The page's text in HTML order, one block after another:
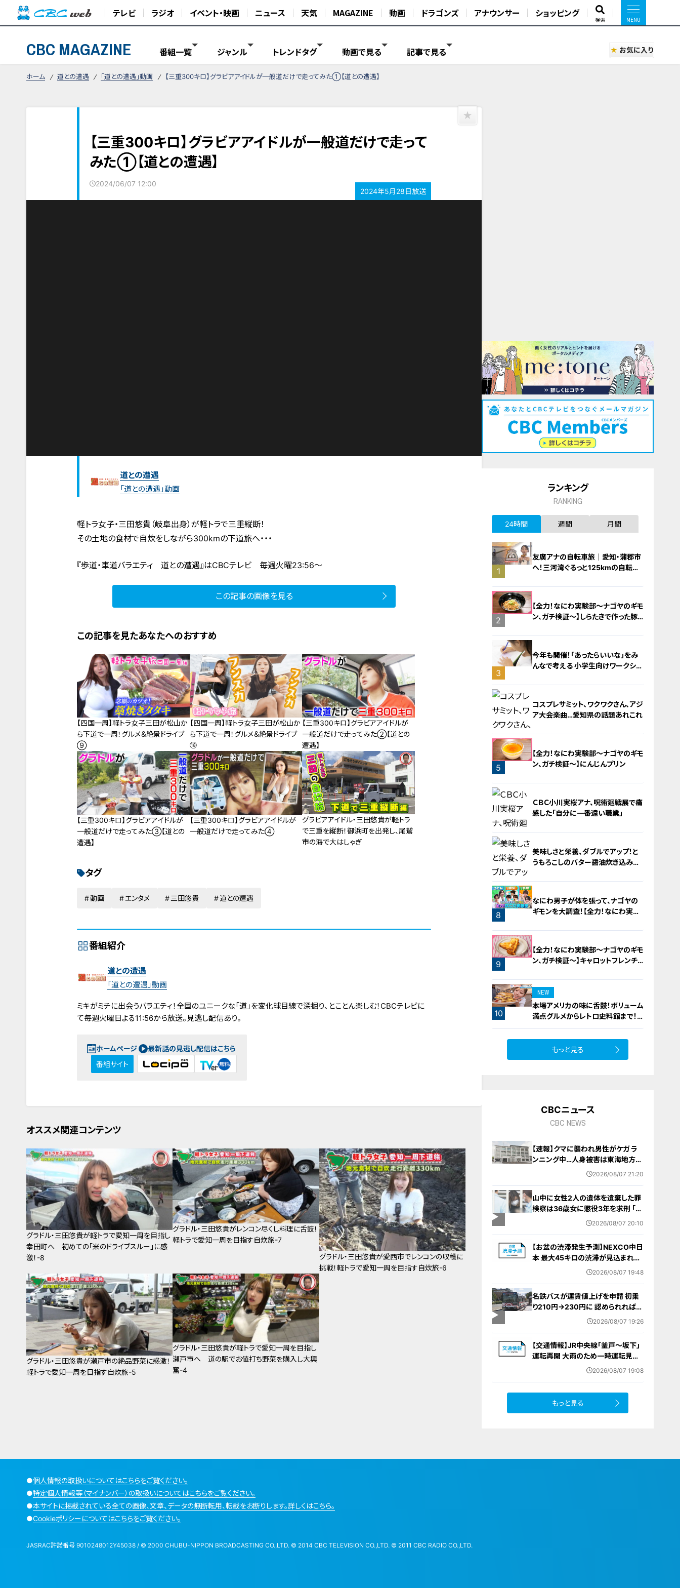
テレビ ラジオ イベント・映画 ニュース 天気 MAGAZINE 動画 ドラゴンズ アナウンサー ショッピング
検索
CBC MAGAZINE 番組一覧 ジャンル トレンドタグ 動画で見る 記事で見る お気に入り
ホーム 道との遭遇 「道との遭遇」動画 【三重300キロ】グラビアアイドルが一般道だけで走ってみた①【道との遭遇】
【三重300キロ】グラビアアイドルが一般道だけで走って
みた①【道との遭遇】
2024/06/07 12:00
2024年5月28日放送
道との遭遇
「道との遭遇」動画
軽トラ女子・三田悠貴（岐阜出身）が軽トラで三重縦断！
その土地の食材で自炊をしながら300kmの下道旅へ・・・
『歩道・車道バラエティ 道との遭遇』はCBCテレビ 毎週火曜23:56～
この記事の画像を見る
この記事を見たあなたへのおすすめ
【四国一周】軽トラ女子三田が松山か
ら下道で一周！グルメ＆絶景ドライブ
⑨
【四国一周】軽トラ女子三田が松山か
ら下道で一周！グルメ＆絶景ドライブ
⑱
【三重300キロ】グラビアアイドルが
一般道だけで走ってみた②【道との
遭遇】
【三重300キロ】グラビアアイドルが
一般道だけで走ってみた③【道との
遭遇】
【三重300キロ】グラビアアイドルが
一般道だけで走ってみた④
グラビアアイドル・三田悠貴が軽トラ
で三重を縦断！御浜町を出発し、尾鷲
市の海で大はしゃぎ
タグ
動画 エンタメ 三田悠貴 道との遭遇
番組紹介
道との遭遇
「道との遭遇」動画
ミキがミチに出会うバラエティ！全国のユニークな「道」を変化球目線で深掘り、とことん楽しむ！CBCテレビに
て毎週火曜日よる11:56から放送。見逃し配信あり。
ホームページ
番組サイト
最新話の見逃し配信はこちら
オススメ関連コンテンツ
グラドル・三田悠貴が軽トラで愛知一周を目指し
幸田町へ 初めての「米のドライブスルー」に感
激！-8
グラドル・三田悠貴がレンコン尽くし料理に舌鼓！
軽トラで愛知一周を目指す自炊旅-7
グラドル・三田悠貴が愛西市でレンコンの収穫に
挑戦！軽トラで愛知一周を目指す自炊旅-6
グラドル・三田悠貴が瀬戸市の絶品野菜に感激！
軽トラで愛知一周を目指す自炊旅-5
グラドル・三田悠貴が軽トラで愛知一周を目指し
瀬戸市へ 道の駅でお値打ち野菜を購入し大興
奮-4
ランキング
RANKING
24時間 週間 月間
1
友廣アナの自転車旅｜愛知・蒲郡市
へ！三河湾ぐるっと125kmの自転車
2
【全力！なにわ実験部～ナゴヤのギモ
ン、ガチ検証～】しらたきで作った豚
3
今年も開催！「あったらいいな」をみ
んなで考える 小学生向けワークショ
4
コスプレサミット、ワクワクさん、アジ
ア大会楽曲…愛知県の話題あれこれ
5
【全力！なにわ実験部～ナゴヤのギモ
ン、ガチ検証～】にんじんプリン
6
ＣＢＣ小川実桜アナ、呪術廻戦展で痛
感した「自分に一番遠い職業」
7
美味しさと栄養、ダブルでアップ！と
うもろこしのバター醤油炊き込みご
8
なにわ男子が体を張って、ナゴヤの
ギモンを大調査！【全力！なにわ実験
9
【全力！なにわ実験部～ナゴヤのギモ
ン、ガチ検証～】キャロットフレンチ
10
NEW
本場アメリカの味に舌鼓！ボリューム
満点グルメからレトロ史料館まで！
愛知・東海市の感動スポット3選
もっと見る
CBCニュース
CBC NEWS
【速報】クマに襲われ男性がケガ ラ
ンニング中…人身被害は東海地方で
今シーズン初めて 岐阜県高山市
2026/08/07 21:20
山中に女性2人の遺体を遺棄した罪
検察は36歳女に懲役3年を求刑 ｢遺
棄時に近くに居続けたこと自体が重
2026/08/07 20:10
【お盆の渋滞発生予測】NEXCO中日
本 最大45キロの渋滞が見込まれる
区間も… 中央道・東名・新東名・東名
2026/08/07 19:48
名鉄バスが運賃値上げを申請 初乗
り210円→230円に 認められれば
12月から全路線で平均1割程度の値
2026/08/07 19:26
【交通情報】JR中央線「釜戸～坂下」
運転再開 大雨のため一時運転見合
2026/08/07 19:08
もっと見る
●個人情報の取扱いについてはこちらをご覧ください。
●特定個人情報等（マイナンバー）の取扱いについてはこちらをご覧ください。
●本サイトに掲載されている全ての画像、文章、データの無断転用、転載をお断りします。詳しくはこちら。
●Cookieポリシーについてはこちらをご覧ください。
JASRAC許諾番号 9010248012Y45038 / © 2000 CHUBU-NIPPON BROADCASTING CO.,LTD. © 2014 CBC TELEVISION CO.,LTD. © 2011 CBC RADIO CO.,LTD.